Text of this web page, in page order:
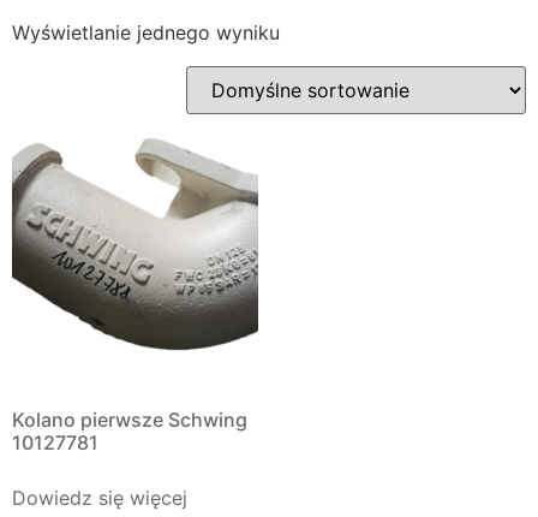
Wyświetlanie jednego wyniku
Kolano pierwsze Schwing
10127781
Dowiedz się więcej